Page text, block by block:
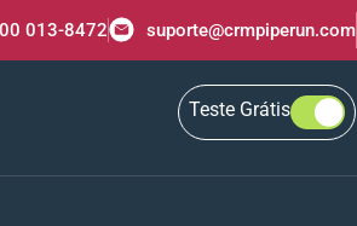
013-8472 suporte@crmpiperun.com
Teste Grátis